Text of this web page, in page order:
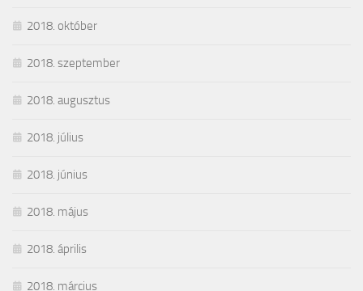
2018. október
2018. szeptember
2018. augusztus
2018. július
2018. június
2018. május
2018. április
2018. március